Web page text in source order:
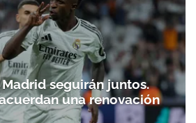
seguirán juntos.
una renovación